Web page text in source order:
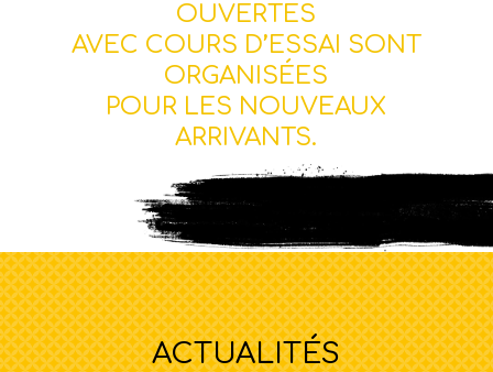
OUVERTES
AVEC COURS D’ESSAI SONT
ORGANISÉES
POUR LES NOUVEAUX
ARRIVANTS.
ACTUALITÉS